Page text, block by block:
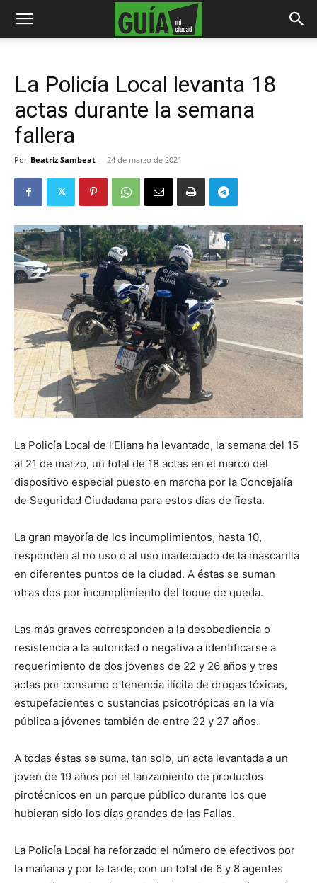
La Policía Local levanta 18
actas durante la semana
fallera
Por Beatriz Sambeat - 24 de marzo de 2021
La Policía Local de l’Eliana ha levantado, la semana del 15
al 21 de marzo, un total de 18 actas en el marco del
dispositivo especial puesto en marcha por la Concejalía
de Seguridad Ciudadana para estos días de fiesta.
La gran mayoría de los incumplimientos, hasta 10,
responden al no uso o al uso inadecuado de la mascarilla
en diferentes puntos de la ciudad. A éstas se suman
otras dos por incumplimiento del toque de queda.
Las más graves corresponden a la desobediencia o
resistencia a la autoridad o negativa a identificarse a
requerimiento de dos jóvenes de 22 y 26 años y tres
actas por consumo o tenencia ilícita de drogas tóxicas,
estupefacientes o sustancias psicotrópicas en la vía
pública a jóvenes también de entre 22 y 27 años.
A todas éstas se suma, tan solo, un acta levantada a un
joven de 19 años por el lanzamiento de productos
pirotécnicos en un parque público durante los que
hubieran sido los días grandes de las Fallas.
La Policía Local ha reforzado el número de efectivos por
la mañana y por la tarde, con un total de 6 y 8 agentes